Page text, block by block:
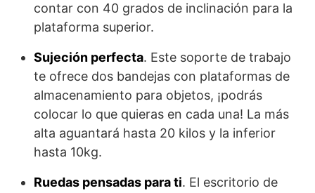
contar con 40 grados de inclinación para la
plataforma superior.
Sujeción perfecta. Este soporte de trabajo
te ofrece dos bandejas con plataformas de
almacenamiento para objetos, ¡podrás
colocar lo que quieras en cada una! La más
alta aguantará hasta 20 kilos y la inferior
hasta 10kg.
Ruedas pensadas para ti. El escritorio de